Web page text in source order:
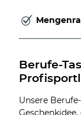
Berufe-
Unsere